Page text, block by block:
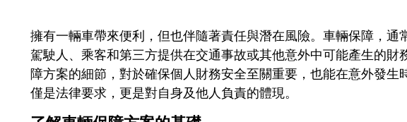
擁有一輛車帶來便利，但也伴隨著責任與潛在風險。車輛保障，通
駕駛人、乘客和第三方提供在交通事故或其他意外中可能產生的財
障方案的細節，對於確保個人財務安全至關重要，也能在意外發生
僅是法律要求，更是對自身及他人負責的體現。